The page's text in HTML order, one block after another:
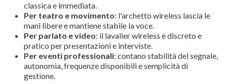
classica e immediata.
Per teatro e movimento: l'archetto wireless lascia le
mani libere e mantiene stabile la voce.
Per parlato e video: il lavalier wireless è discreto e
pratico per presentazioni e interviste.
Per eventi professionali: contano stabilità del segnale,
autonomia, frequenze disponibili e semplicità di
gestione.